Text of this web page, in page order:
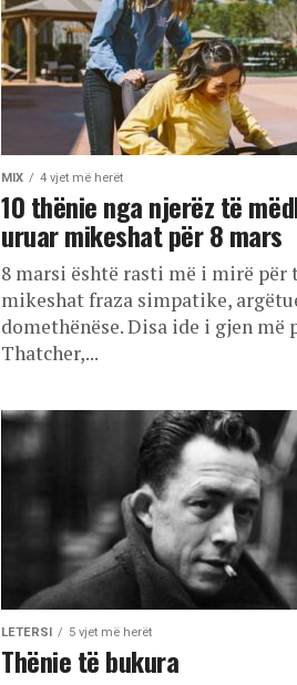
MIX 4 vjet më herët
10 thënie nga njerëz të
uruar mikeshat për 8 mars
8 marsi është rasti më i mirë për
mikeshat fraza simpatike,
domethënëse. Disa ide i gjen më
Thatcher,...
LETERSI 5 vjet më herët
Thënie të bukura